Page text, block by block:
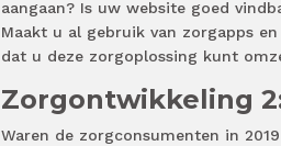
aangaan? Is uw website goed
Maakt u al gebruik van zorgapps
dat u deze zorgoplossing kunt
Zorgontwikkeling
Waren de zorgconsumenten in